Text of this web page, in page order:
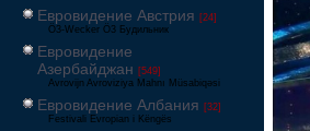
Евровидение Австрия [24]
Ö3-Wecker Ö3 Будильник
Евровидение
Азербайджан [549]
Avrovijn Avroviziya Mahnı Müsabiqəsi
Евровидение Албания [32]
Festivali Evropian i Këngës